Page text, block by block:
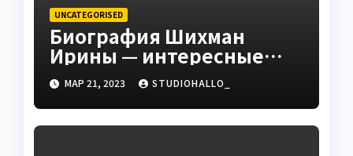
UNCATEGORISED
Биография Шихман
Ирины — интересные
факты, достижения и
путь к успеху
МАР 21, 2023 STUDIOHALLO_